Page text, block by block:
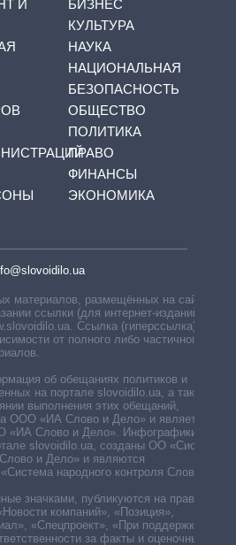
И
БИЗНЕС
КУЛЬТУРА
НАУКА
НАЦИОНАЛЬНАЯ
БЕЗОПАСНОСТЬ
ОБЩЕСТВО
ПОЛИТИКА
ПРАВО
ФИНАНСЫ
ЭКОНОМИКА
материалов, размещённых на сайте,
ссылки (для интернет-изданий —
Ссылка (гиперссылка)
от полного либо частичного
об обещаниях политиков и
на портале slovoidilo.ua, а также
выполнения этих обещаний,
ООО «ИА Слово и Дело» и является
«ИА Слово и Дело». Инфографики,
slovoidilo.ua, созданы ОО «Система
и Дело» и являются
народного контроля Слово и
значками, публикуются на правах
компаний», «Позиция»,
«Спецпроект», «При поддержке».
за факты и оценочные